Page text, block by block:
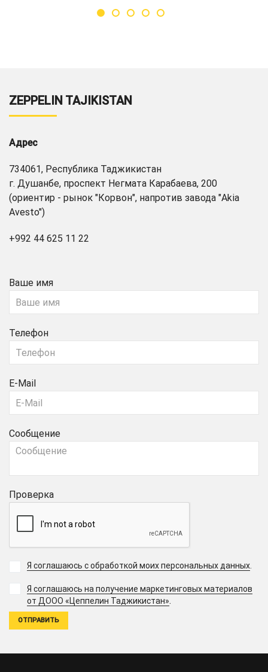
ZEPPELIN TAJIKISTAN
Адрес
734061, Республика Таджикистан
г. Душанбе, проспект Негмата Карабаева, 200
(ориентир - рынок "Корвон", напротив завода "Akia
Avesto")
+992 44 625 11 22
Ваше имя
Телефон
E-Mail
Сообщение
Проверка
Я соглашаюсь с обработкой моих персональных данных
Я соглашаюсь на получение маркетинговых материалов
от ДООО «Цеппелин Таджикистан».